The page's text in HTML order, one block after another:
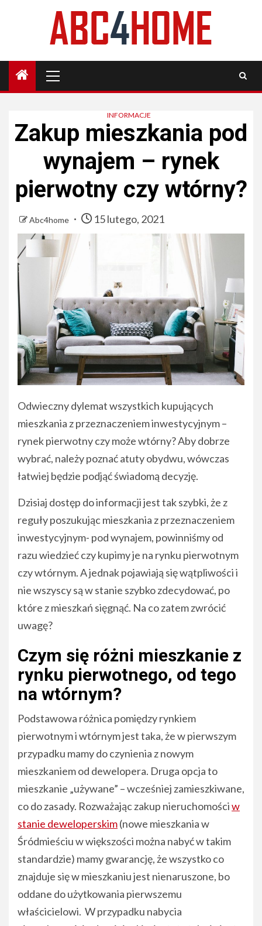
Menu
INFORMACJE
Zakup mieszkania pod
wynajem – rynek
pierwotny czy wtórny?
Abc4home 15 lutego, 2021
Odwieczny dylemat wszystkich kupujących
mieszkania z przeznaczeniem inwestycyjnym –
rynek pierwotny czy może wtórny? Aby dobrze
wybrać, należy poznać atuty obydwu, wówczas
łatwiej będzie podjąć świadomą decyzję.
Dzisiaj dostęp do informacji jest tak szybki, że z
reguły poszukując mieszkania z przeznaczeniem
inwestycyjnym- pod wynajem, powinniśmy od
razu wiedzieć czy kupimy je na rynku pierwotnym
czy wtórnym. A jednak pojawiają się wątpliwości i
nie wszyscy są w stanie szybko zdecydować, po
które z mieszkań sięgnąć. Na co zatem zwrócić
uwagę?
Czym się różni mieszkanie z
rynku pierwotnego, od tego
na wtórnym?
Podstawowa różnica pomiędzy rynkiem
pierwotnym i wtórnym jest taka, że w pierwszym
przypadku mamy do czynienia z nowym
mieszkaniem od dewelopera. Druga opcja to
mieszkanie „używane” – wcześniej zamieszkiwane,
co do zasady. Rozważając zakup nieruchomościw
stanie deweloperskim(nowe mieszkania w
Śródmieściu w większości można nabyć w takim
standardzie) mamy gwarancję, że wszystko co
znajduje się w mieszkaniu jest nienaruszone, bo
oddane do użytkowania pierwszemu
właścicielowi. W przypadku nabycia